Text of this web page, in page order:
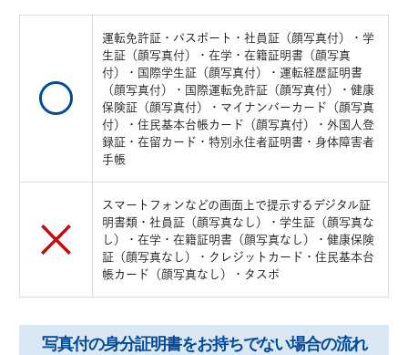
運転免許証・パスポート・社員証（顔写真付）・学
生証（顔写真付）・在学・在籍証明書（顔写真
付）・国際学生証（顔写真付）・運転経歴証明書
（顔写真付）・国際運転免許証（顔写真付）・健康
保険証（顔写真付）・マイナンバーカード（顔写真
付）・住民基本台帳カード（顔写真付）・外国人登
録証・在留カード・特別永住者証明書・身体障害者
手帳
スマートフォンなどの画面上で提示するデジタル証
明書類・社員証（顔写真なし）・学生証（顔写真な
し）・在学・在籍証明書（顔写真なし）・健康保険
証（顔写真なし）・クレジットカード・住民基本台
帳カード（顔写真なし）・タスポ
写真付の身分証明書をお持ちでない場合の流れ